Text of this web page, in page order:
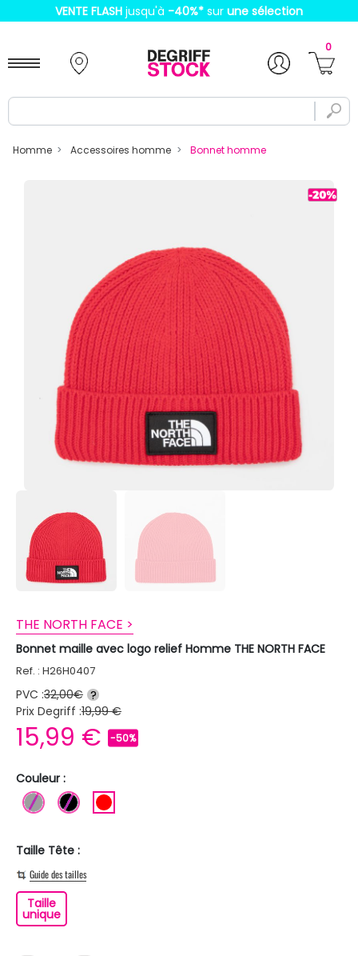
VENTE FLASH jusqu'à -40%* sur une sélection
0
Homme Accessoires homme Bonnet homme
THE NORTH FACE >
Bonnet maille avec logo relief Homme THE NORTH FACE
Ref. : H26H0407
PVC :32,00€ ?
Prix Degriff :19,99 €
15,99 € -50%
Couleur :
GRIS NOIR
Taille Tête :
Guide des tailles
Taille
uniqueTaille unique